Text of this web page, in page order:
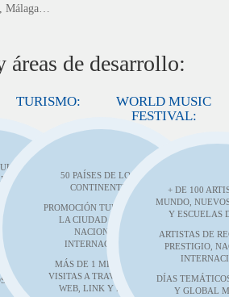
Málaga…
de desarrollo:
Y
VIDEOS
TURISMO:
50 PAÍSES DE LOS 5
CONTINENTES
PROMOCIÓN TURÍSTICA DE
LA CIUDAD A NIVEL
NACIONAL E
INTERNACIONAL
MÁS DE 1 MILLÓN DE
VISITAS A TRAVÉS DE LA
WEB, LINK Y REDES
WORLD MUSIC
FESTIVAL:
+ DE 100
MUNDO,
Y ESCUELAS
ARTISTAS DE
PRESTIGIO,
DÍAS
Y GLOBAL